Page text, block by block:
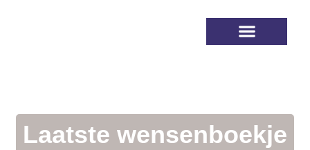
Laatste wensenboekje